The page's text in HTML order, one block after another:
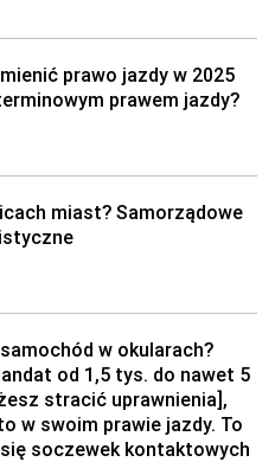
prawo jazdy w 2025
prawem jazdy?
miast? Samorządowe
w okularach?
od 1,5 tys. do nawet 5
stracić uprawnienia],
w swoim prawie jazdy. To
soczewek kontaktowych